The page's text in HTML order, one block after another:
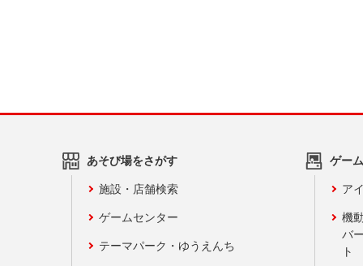
あそび場をさがす
施設・店舗検索
ゲームセンター
テーマパーク・ゆうえんち
ゲー
ア
機
バ
ト